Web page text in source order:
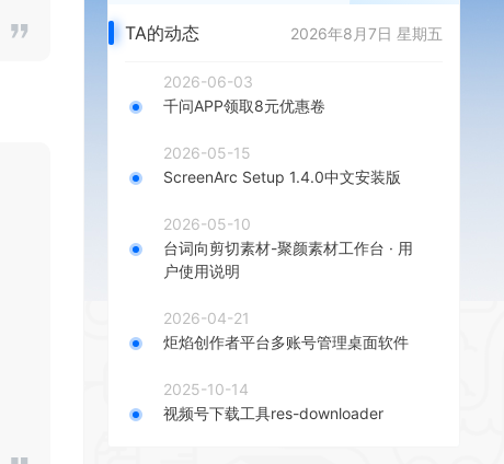
TA的动态 2026年8月7日 星期五
2026-06-03
千问APP领取8元优惠卷
2026-05-15
ScreenArc Setup 1.4.0中文安装版
2026-05-10
台词向剪切素材-聚颜素材工作台 · 用
户使用说明
2026-04-21
炬焰创作者平台多账号管理桌面软件
2025-10-14
视频号下载工具res-downloader